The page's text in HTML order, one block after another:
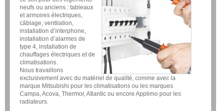
neufs ou anciens : tableaux
et armoires électriques,
câblage, ventilation,
installation d’interphone,
installation d’alarmes de
type 4, installation de
chauffages électriques et de
climatisations.
Nous travaillons
exclusivement avec du matériel de qualité, comme avec la
marque Mitsubishi pour les climatisations ou les marques
Campa, Acova, Thermor, Atlantic ou encore Applimo pour les
radiateurs.